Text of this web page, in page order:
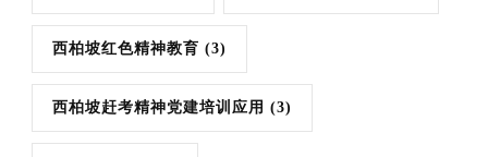
西柏坡红色精神教育 (3)
西柏坡赶考精神党建培训应用 (3)